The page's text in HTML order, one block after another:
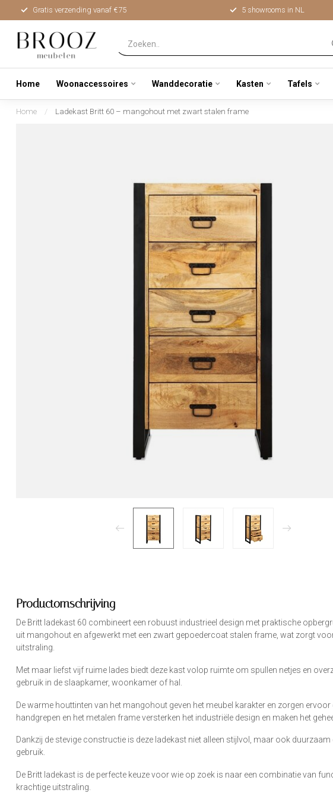
Gratis verzending vanaf €75 5 showrooms in NL
Home Woonaccessoires Wanddecoratie Kasten Tafels
Home / Ladekast Britt 60 – mangohout met zwart stalen frame
Productomschrijving
De Britt ladekast 60 combineert een robuust industrieel design met praktische
uit mangohout en afgewerkt met een zwart gepoedercoat stalen frame, wat zorgt
uitstraling.
Met maar liefst vijf ruime lades biedt deze kast volop ruimte om spullen netjes en
gebruik in de slaapkamer, woonkamer of hal.
De warme houttinten van het mangohout geven het meubel karakter en zorgen ervoor
handgrepen en het metalen frame versterken het industriële design en maken het
Dankzij de stevige constructie is deze ladekast niet alleen stijlvol, maar ook
gebruik.
De Britt ladekast is de perfecte keuze voor wie op zoek is naar een combinatie van
krachtige uitstraling.